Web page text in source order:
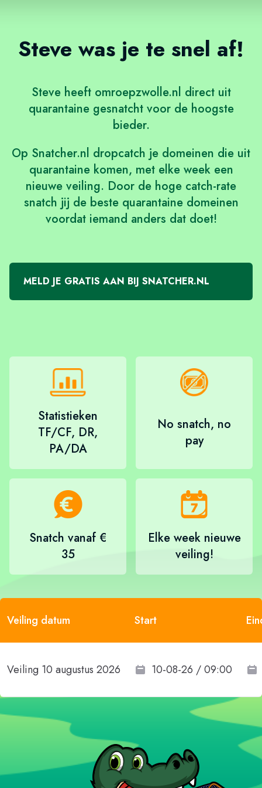
Steve was je te snel af!
Steve heeft omroepzwolle.nl direct uit
quarantaine gesnatcht voor de hoogste
bieder.
Op Snatcher.nl dropcatch je domeinen die uit
quarantaine komen, met elke week een
nieuwe veiling. Door de hoge catch-rate
snatch jij de beste quarantaine domeinen
voordat iemand anders dat doet!
MELD JE GRATIS AAN BIJ SNATCHER.NL
Statistieken
TF/CF, DR,
PA/DA
No snatch, no
pay
Snatch vanaf €
35
Elke week nieuwe
veiling!
Veiling datum Start
Veiling 10 augustus 2026 10-08-26 / 09:00